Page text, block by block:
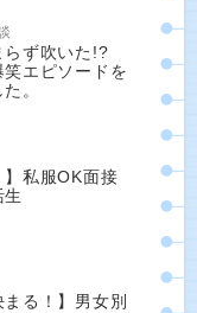
らず吹いた!?
笑エピソードを
。
】私服OK面接
生
まる！】男女別